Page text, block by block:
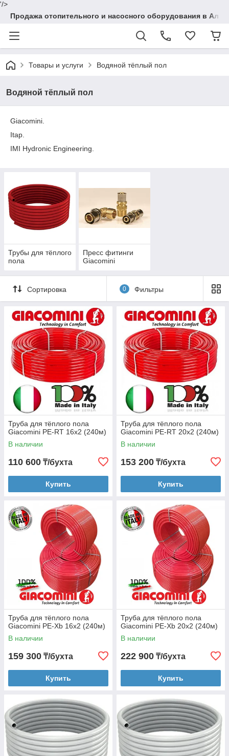
'/>
Продажа отопительного и насосного оборудования в
Товары и услуги Водяной тёплый пол
Водяной тёплый пол
Giacomini.
Itap.
IMI Hydronic Engineering.
Трубы для тёплого
пола
Пресс фитинги
Giacomini
Сортировка 0 Фильтры
Труба для тёплого пола
Giacomini PE-RT 16x2 (240м)
В наличии
110 600 ₸/бухта
Купить
Труба для тёплого пола
Giacomini PE-RT 20x2 (240м)
В наличии
153 200 ₸/бухта
Купить
Труба для тёплого пола
Giacomini PE-Xb 16x2 (240м)
В наличии
159 300 ₸/бухта
Купить
Труба для тёплого пола
Giacomini PE-Xb 20x2 (240м)
В наличии
222 900 ₸/бухта
Купить